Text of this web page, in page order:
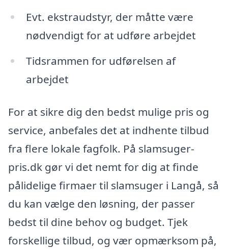
Evt. ekstraudstyr, der måtte være
nødvendigt for at udføre arbejdet
Tidsrammen for udførelsen af
arbejdet
For at sikre dig den bedst mulige pris og
service, anbefales det at indhente tilbud
fra flere lokale fagfolk. På slamsuger-
pris.dk gør vi det nemt for dig at finde
pålidelige firmaer til slamsuger i Langå, så
du kan vælge den løsning, der passer
bedst til dine behov og budget. Tjek
forskellige tilbud, og vær opmærksom på,